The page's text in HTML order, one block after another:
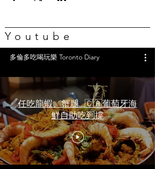
Youtube
多倫多吃喝玩樂 Toronto Diary
任吃龍蝦、蟹腿…🇨🇦葡萄牙海
鮮自助吃到撐